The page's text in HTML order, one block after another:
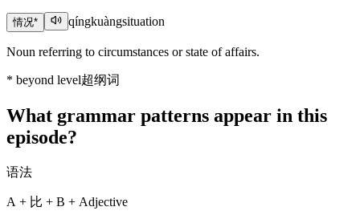
情况* qíngkuàngsituation
Noun referring to circumstances or state of affairs.
* beyond level超纲词
What grammar patterns appear in this
episode?
语法
A + 比 + B + Adjective